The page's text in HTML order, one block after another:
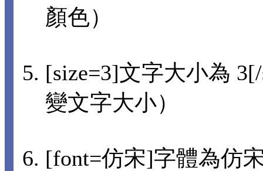
顏色）
[size=3]文字大小為
變文字大小）
[font=仿宋]字體為仿